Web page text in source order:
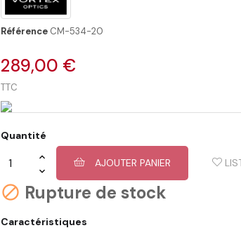
Référence CM-534-20
289,00 €
TTC
Quantité
AJOUTER PANIER
 Rupture de stock
Caractéristiques